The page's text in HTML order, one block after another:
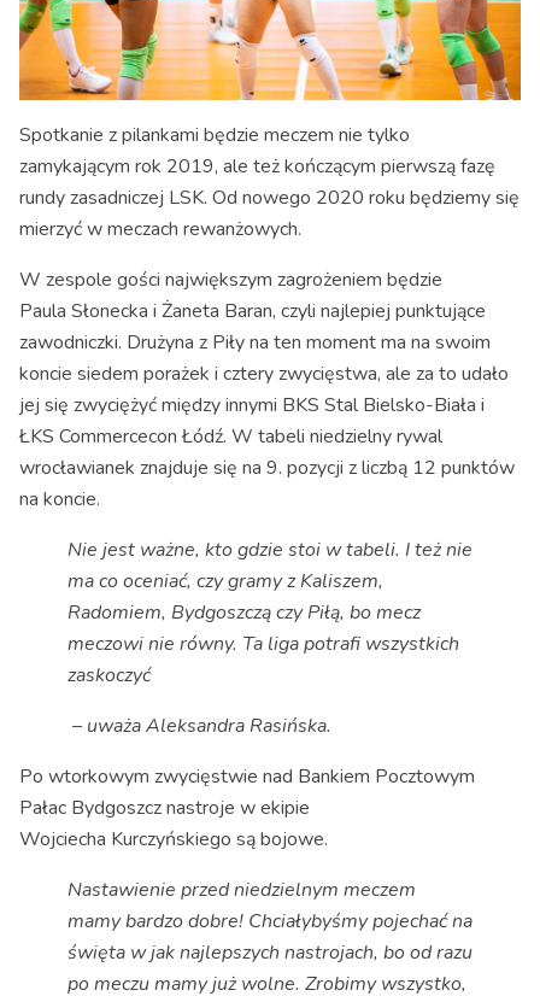
Spotkanie z pilankami będzie meczem nie tylko
zamykającym rok 2019, ale też kończącym pierwszą fazę
rundy zasadniczej LSK. Od nowego 2020 roku będziemy się
mierzyć w meczach rewanżowych.
W zespole gości największym zagrożeniem będzie
Paula Słonecka i Żaneta Baran, czyli najlepiej punktujące
zawodniczki. Drużyna z Piły na ten moment ma na swoim
koncie siedem porażek i cztery zwycięstwa, ale za to udało
jej się zwyciężyć między innymi BKS Stal Bielsko-Biała i
ŁKS Commercecon Łódź. W tabeli niedzielny rywal
wrocławianek znajduje się na 9. pozycji z liczbą 12 punktów
na koncie.
Nie jest ważne, kto gdzie stoi w tabeli. I też nie
ma co oceniać, czy gramy z Kaliszem,
Radomiem, Bydgoszczą czy Piłą, bo mecz
meczowi nie równy. Ta liga potrafi wszystkich
zaskoczyć
– uważa Aleksandra Rasińska.
Po wtorkowym zwycięstwie nad Bankiem Pocztowym
Pałac Bydgoszcz nastroje w ekipie
Wojciecha Kurczyńskiego są bojowe.
Nastawienie przed niedzielnym meczem
mamy bardzo dobre! Chciałybyśmy pojechać na
święta w jak najlepszych nastrojach, bo od razu
po meczu mamy już wolne. Zrobimy wszystko,